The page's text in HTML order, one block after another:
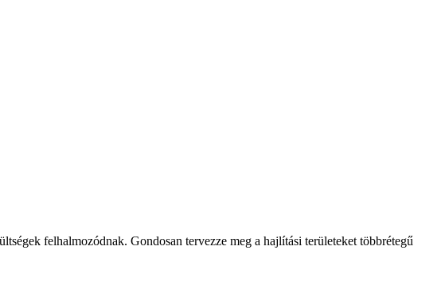
felhalmozódnak. Gondosan tervezze meg a hajlítási területeket többrétegű